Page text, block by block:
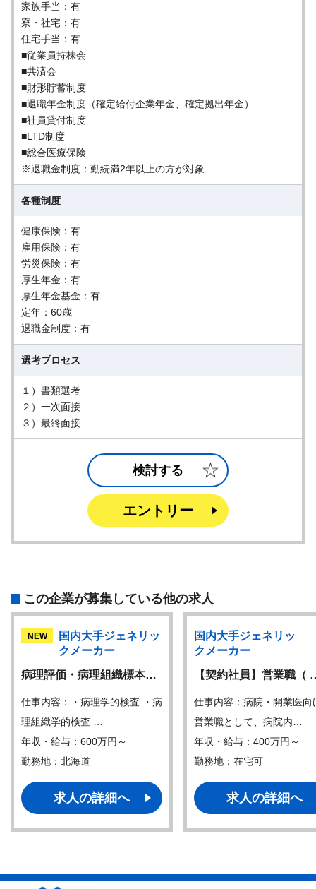
家族手当：有
寮・社宅：有
住宅手当：有
■従業員持株会
■共済会
■財形貯蓄制度
■退職年金制度（確定給付企業年金、確定拠出年金）
■社員貸付制度
■LTD制度
■総合医療保険
※退職金制度：勤続満2年以上の方が対象
各種制度
健康保険：有
雇用保険：有
労災保険：有
厚生年金：有
厚生年金基金：有
定年：60歳
退職金制度：有
選考プロセス
１）書類選考
２）一次面接
３）最終面接
検討する
エントリー
この企業が募集している他の求人
NEW
国内大手ジェネリッ
クメーカー
病理評価・病理組織標本…
仕事内容：・病理学的検査 ・病
理組織学的検査 …
年収・給与：600万円～
勤務地：北海道
求人の詳細へ
国内大手ジェネリッ
クメーカー
【契約社員】営業職（
仕事内容：病院・開業医向
営業職として、病院内…
年収・給与：400万円～
勤務地：在宅可
求人の詳細へ